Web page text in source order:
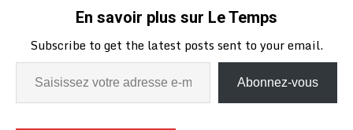
En savoir plus sur Le Temps
Subscribe to get the latest posts sent to your email.
Abonnez-vous